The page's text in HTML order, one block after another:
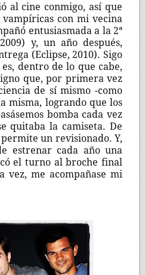
al cine conmigo, así que
con mi vecina
entusiasmada a la 2ª
y, un año después,
(Eclipse, 2010). Sigo
dentro de lo que cabe,
que, por primera vez
de sí mismo -como
misma, logrando que los
bomba cada vez
quitaba la camiseta. De
un revisionado. Y,
estrenar cada año una
el turno al broche final
vez, me acompañase mi